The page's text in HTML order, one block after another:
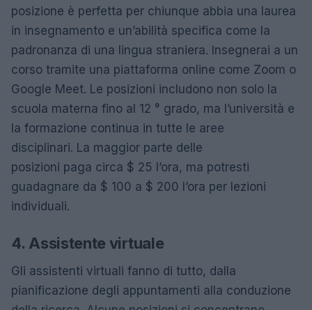
posizione è perfetta per chiunque abbia una laurea
in insegnamento e un’abilità specifica come la
padronanza di una lingua straniera. Insegnerai a un
corso tramite una piattaforma online come Zoom o
Google Meet. Le posizioni includono non solo la
scuola materna fino al 12 ° grado, ma l’università e
la formazione continua in tutte le aree
disciplinari. La maggior parte delle
posizioni paga circa $ 25 l’ora, ma potresti
guadagnare da $ 100 a $ 200 l’ora per lezioni
individuali.
4. Assistente virtuale
Gli assistenti virtuali fanno di tutto, dalla
pianificazione degli appuntamenti alla conduzione